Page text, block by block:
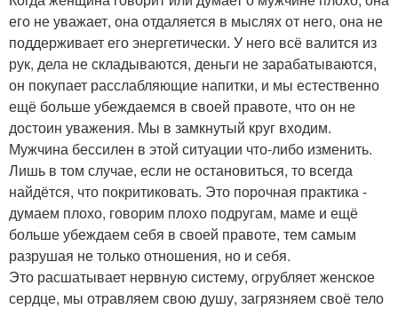
его не уважает, она отдаляется в мыслях от него, она не
поддерживает его энергетически. У него всё валится из
рук, дела не складываются, деньги не зарабатываются,
он покупает расслабляющие напитки, и мы естественно
ещё больше убеждаемся в своей правоте, что он не
достоин уважения. Мы в замкнутый круг входим.
Мужчина бессилен в этой ситуации что-либо изменить.
Лишь в том случае, если не остановиться, то всегда
найдётся, что покритиковать. Это порочная практика -
думаем плохо, говорим плохо подругам, маме и ещё
больше убеждаем себя в своей правоте, тем самым
разрушая не только отношения, но и себя.
Это расшатывает нервную систему, огрубляет женское
сердце, мы отравляем свою душу, загрязняем своё тело